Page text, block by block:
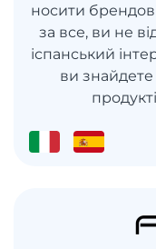
носити
за все, ви не
іспанський
ви